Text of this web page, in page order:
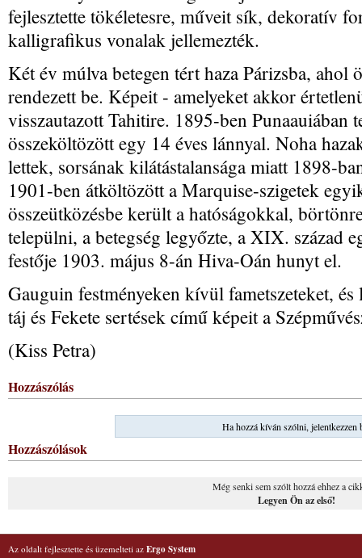
fejlesztette tökéletesre, műveit sík, dekoratív
kalligrafikus vonalak jellemezték.
Két év múlva betegen tért haza Párizsba, ahol
rendezett be. Képeit - amelyeket akkor
visszautazott Tahitire. 1895-ben Punaauiában
összeköltözött egy 14 éves lánnyal. Noha
lettek, sorsának kilátástalansága miatt 1898-
1901-ben átköltözött a Marquise-szigetek
összeütközésbe került a hatóságokkal,
települni, a betegség legyőzte, a XIX. század
festője 1903. május 8-án Hiva-Oán hunyt el.
Gauguin festményeken kívül fametszeteket,
táj és Fekete sertések című képeit a
(Kiss Petra)
Hozzászólás
Ha hozzá kíván szólni, jelentkezzen
Hozzászólások
Még senki sem szólt hozzá ehhez a
Legyen Ön az első!
Az oldalt fejlesztette és üzemelteti az Ergo System